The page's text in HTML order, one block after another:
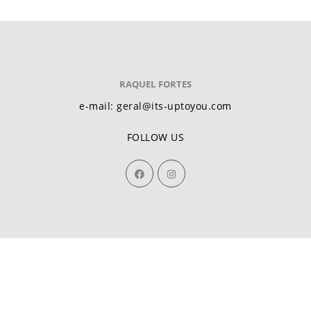
RAQUEL FORTES
e-mail: geral@its-uptoyou.com
FOLLOW US